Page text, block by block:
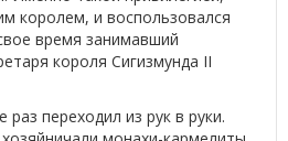
королем, и воспользовался
время занимавший
короля Сигизмунда ІІ
переходил из рук в руки.